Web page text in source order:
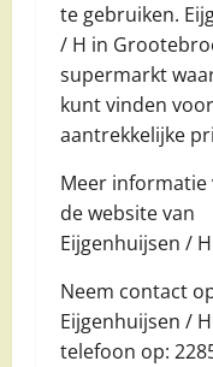
te gebruiken.
/ H in
supermarkt
kunt vinden
aantrekkelijke
Meer informatie
de website van
Eijgenhuijsen / H
Neem contact
Eijgenhuijsen /
telefoon op: